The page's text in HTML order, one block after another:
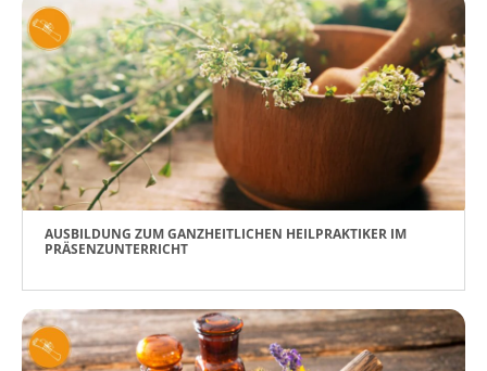
AUSBILDUNG ZUM GANZHEITLICHEN HEILPRAKTIKER IM
PRÄSENZUNTERRICHT